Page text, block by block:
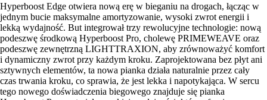
Hyperboost Edge otwiera nową erę w bieganiu na drogach, łącząc w
jednym bucie maksymalne amortyzowanie, wysoki zwrot energii i
lekką wydajność. But integrował trzy rewolucyjne technologie: nową
podeszwę środkową Hyperboost Pro, cholewę PRIMEWEAVE oraz
podeszwę zewnętrzną LIGHTTRAXION, aby zrównoważyć komfort
i dynamiczny zwrot przy każdym kroku. Zaprojektowana bez płyt ani
sztywnych elementów, ta nowa pianka działa naturalnie przez cały
czas trwania kroku, co sprawia, że jest lekka i napotykająca. W sercu
tego nowego doświadczenia biegowego znajduje się pianka